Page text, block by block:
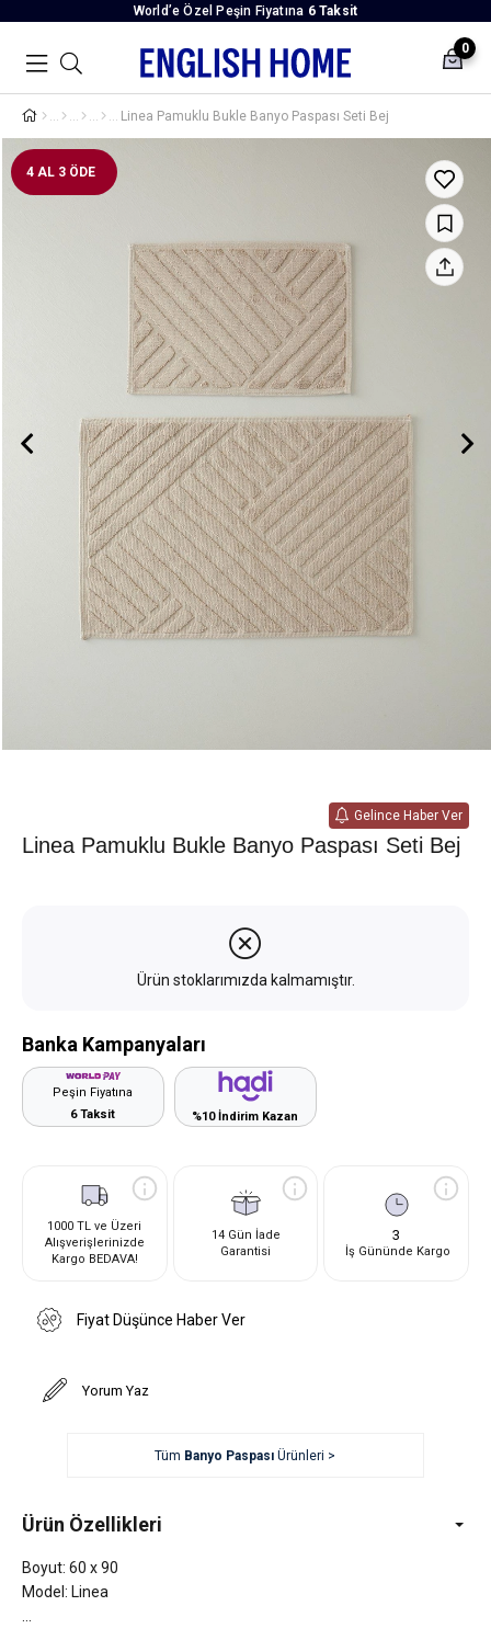
World’e Özel Peşin Fiyatına 6 Taksit
0
Linea Pamuklu Bukle Banyo Paspası Seti Bej
4 AL 3 ÖDE
Gelince Haber Ver
Linea Pamuklu Bukle Banyo Paspası Seti Bej
Ürün stoklarımızda kalmamıştır.
Banka Kampanyaları
Peşin Fiyatına
6 Taksit
%10 İndirim Kazan
1000 TL ve Üzeri
Alışverişlerinizde
Kargo BEDAVA!
14 Gün İade
Garantisi
3
İş Gününde Kargo
Fiyat Düşünce Haber Ver
Yorum Yaz
Tüm Banyo Paspası Ürünleri >
Ürün Özellikleri
Boyut: 60 x 90
Model: Linea